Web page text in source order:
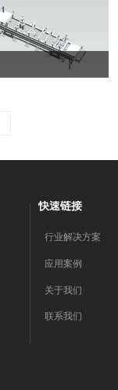
快速链接
行业解决方案
应用案例
关于我们
联系我们